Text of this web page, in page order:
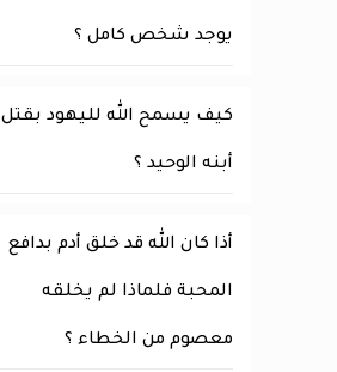
يوجد شخص كامل ؟
كيف يسمح الله لليهود بقتل
أبنه الوحيد ؟
أذا كان الله قد خلق أدم بدافع
المحبة فلماذا لم يخلقه
معصوم من الخطاء ؟